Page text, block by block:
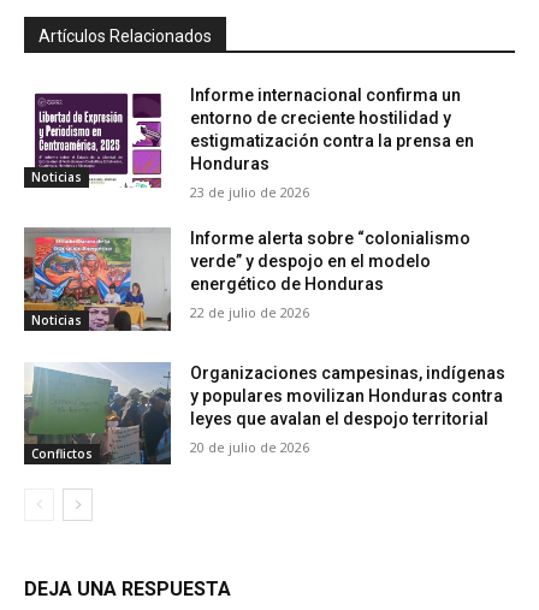
Artículos Relacionados
Noticias
Informe internacional confirma un
entorno de creciente hostilidad y
estigmatización contra la prensa en
Honduras
23 de julio de 2026
Noticias
Informe alerta sobre “colonialismo
verde” y despojo en el modelo
energético de Honduras
22 de julio de 2026
Conflictos
Organizaciones campesinas, indígenas
y populares movilizan Honduras contra
leyes que avalan el despojo territorial
20 de julio de 2026
DEJA UNA RESPUESTA